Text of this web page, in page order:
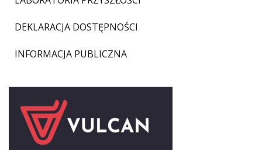
DEKLARACJA DOSTĘPNOŚCI
INFORMACJA PUBLICZNA